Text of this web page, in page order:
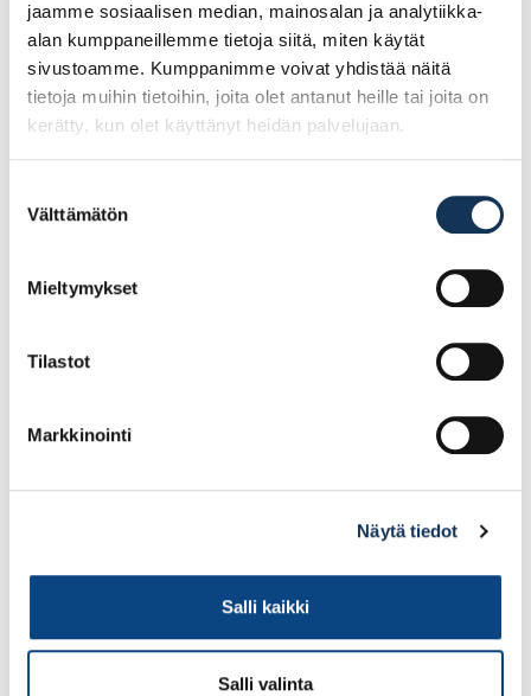
jaamme sosiaalisen median, mainosalan ja analytiikka-
alan kumppaneillemme tietoja siitä, miten käytät
sivustoamme. Kumppanimme voivat yhdistää näitä
tietoja muihin tietoihin, joita olet antanut heille tai joita on
kerätty, kun olet käyttänyt heidän palvelujaan.
valinta
Välttämätön
Mieltymykset
Tilastot
Markkinointi
Näytä tiedot
Salli kaikki
Salli valinta
14.90€ /kpl(alv. 0%)